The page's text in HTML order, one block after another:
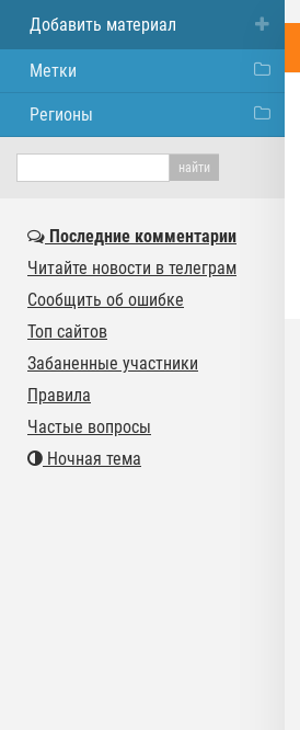
Добавить материал
Метки
Регионы
Последние комментарии
Читайте новости в телеграм
Сообщить об ошибке
Топ сайтов
Забаненные участники
Правила
Частые вопросы
Ночная тема